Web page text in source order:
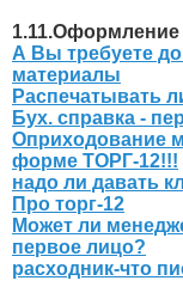
1.11.Оформление
А Вы требуете
материалы
Распечатывать
Бух. справка -
Оприходование
форме ТОРГ-12!!!
надо ли давать
Про торг-12
Может ли
первое лицо?
расходник-что